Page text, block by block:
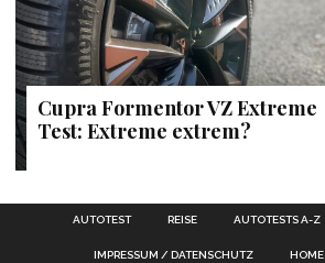
Cupra Formentor VZ Extreme
Test: Extreme extrem?
AUTOTEST REISE AUTOTESTS A-Z
IMPRESSUM / DATENSCHUTZ HOME